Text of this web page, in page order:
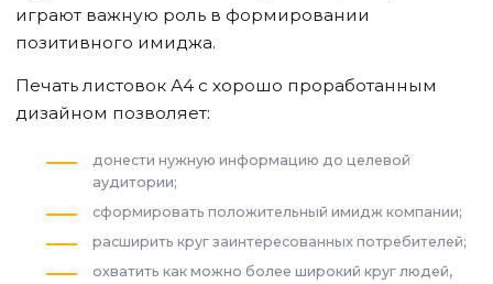
играют важную роль в формировании
позитивного имиджа.
Печать листовок А4 с хорошо проработанным
дизайном позволяет:
донести нужную информацию до целевой
аудитории;
сформировать положительный имидж компании;
расширить круг заинтересованных потребителей;
охватить как можно более широкий круг людей,